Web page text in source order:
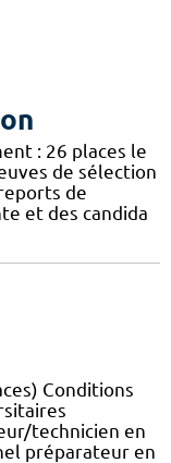
: 26 places le
de sélection
de
et des candida
Conditions
technicien en
préparateur en